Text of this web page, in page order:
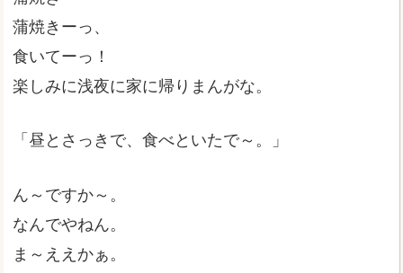
蒲焼きーっ、
食いてーっ！
楽しみに浅夜に家に帰りまんがな。
「昼とさっきで、食べといたで～。」
ん～ですか～。
なんでやねん。
ま～ええかぁ。